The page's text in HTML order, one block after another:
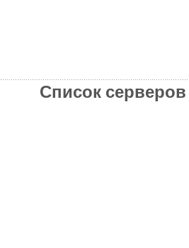
Список серверов